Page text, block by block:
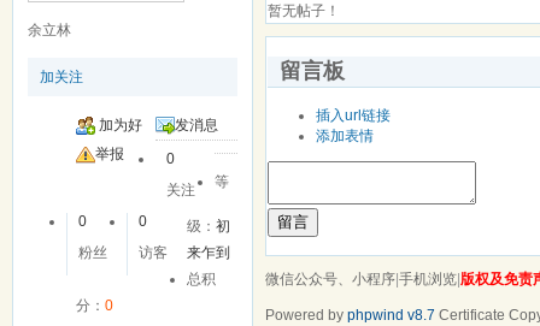
余立林
加关注
加为好
友
发消息
举报
0
关注
0
粉丝
0
访客
等
级：初
来乍到
总积
分： 0
暂无帖子！
留言板
插入url链接
添加表情
留言
微信公众号、小程序|手机浏览|版权及免责
Powered by phpwind v8.7 Certificate